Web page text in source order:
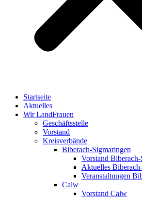
Startseite
Aktuelles
Wir LandFrauen
Geschäftsstelle
Vorstand
Kreisverbände
Biberach-Sigmaringen
Vorstand
Aktuelles
Veranstaltungen
Calw
Vorstand Calw